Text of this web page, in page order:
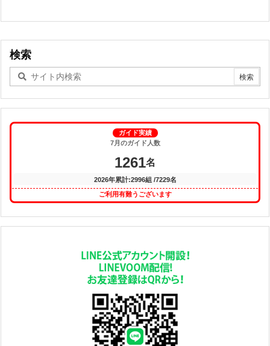
検索
ガイド実績
7月のガイド人数
1261名
2026年累計:2996組 /7229名
ご利用有難うございます